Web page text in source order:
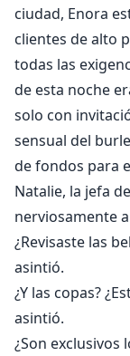
ciudad, Enora
clientes de alto
todas las
de esta noche
solo con
sensual del
de fondos para
Natalie, la jefa
nerviosamente
¿Revisaste las
asintió.
¿Y las copas?
asintió.
¿Son exclusivos